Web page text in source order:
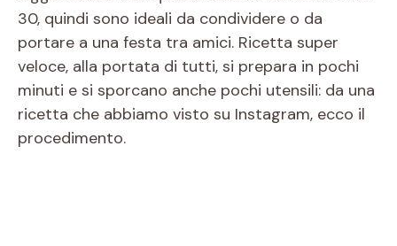
30, quindi sono ideali da condividere o da
portare a una festa tra amici. Ricetta super
veloce, alla portata di tutti, si prepara in pochi
minuti e si sporcano anche pochi utensili: da una
ricetta che abbiamo visto su Instagram, ecco il
procedimento.